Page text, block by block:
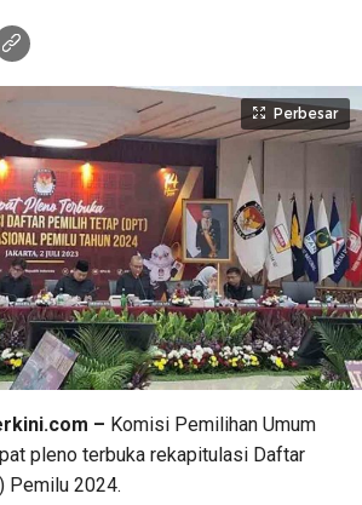
Perbesar
– Komisi Pemilihan Umum
pleno terbuka rekapitulasi Daftar
Pemilu 2024.